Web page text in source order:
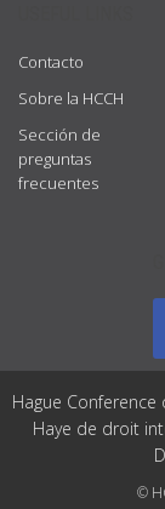
Contacto
Sobre la HCCH
Sección de
preguntas
frecuentes
Hague
Haye de droit
©